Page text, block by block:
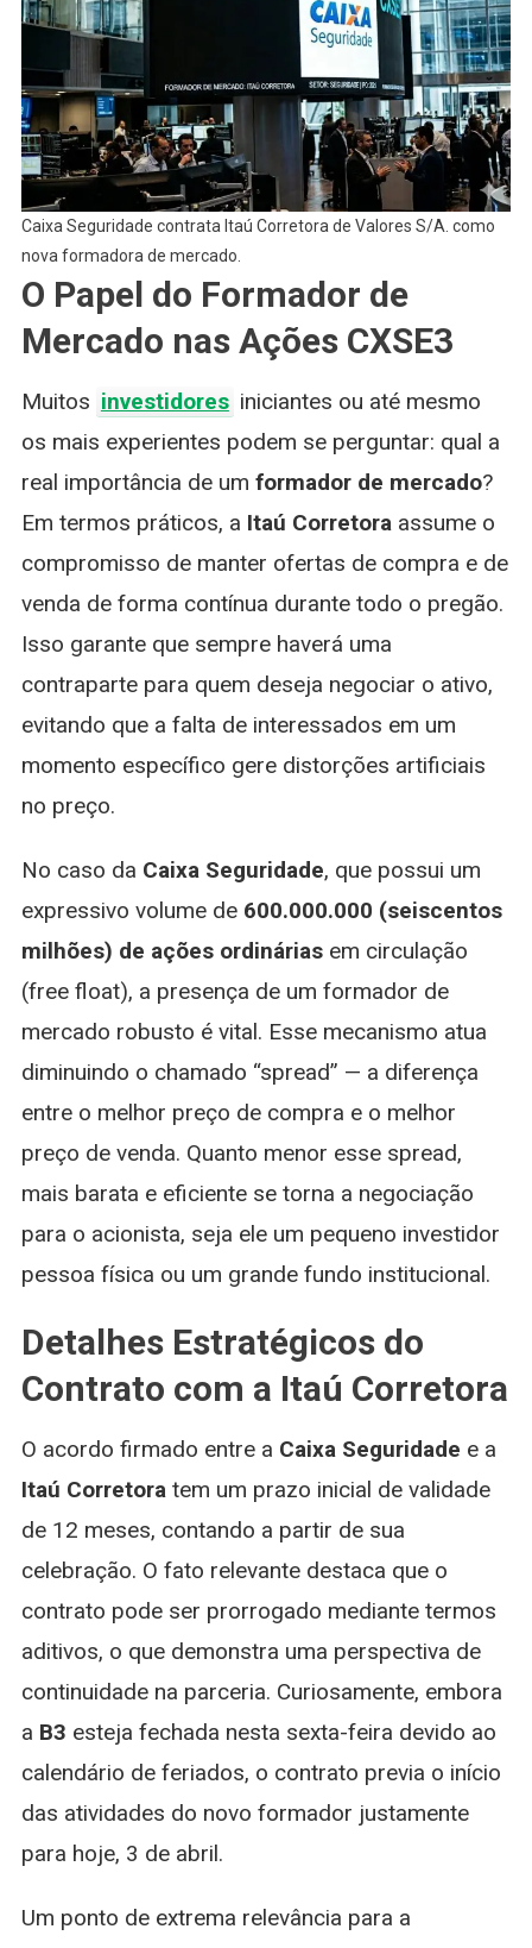
Caixa Seguridade contrata Itaú Corretora de Valores S/A. como
nova formadora de mercado.
O Papel do Formador de
Mercado nas Ações CXSE3
Muitos investidores iniciantes ou até mesmo
os mais experientes podem se perguntar: qual a
real importância de um formador de mercado?
Em termos práticos, a Itaú Corretoraassume o
compromisso de manter ofertas de compra e de
venda de forma contínua durante todo o pregão.
Isso garante que sempre haverá uma
contraparte para quem deseja negociar o ativo,
evitando que a falta de interessados em um
momento específico gere distorções artificiais
no preço.
No caso da Caixa Seguridade, que possui um
expressivo volume de 600.000.000 (seiscentos
milhões) de ações ordináriasem circulação
(free float), a presença de um formador de
mercado robusto é vital. Esse mecanismo atua
diminuindo o chamado “spread” — a diferença
entre o melhor preço de compra e o melhor
preço de venda. Quanto menor esse spread,
mais barata e eficiente se torna a negociação
para o acionista, seja ele um pequeno investidor
pessoa física ou um grande fundo institucional.
Detalhes Estratégicos do
Contrato com a Itaú Corretora
O acordo firmado entre a Caixa Seguridade e a
Itaú Corretoratem um prazo inicial de validade
de 12 meses, contando a partir de sua
celebração. O fato relevante destaca que o
contrato pode ser prorrogado mediante termos
aditivos, o que demonstra uma perspectiva de
continuidade na parceria. Curiosamente, embora
a B3 esteja fechada nesta sexta-feira devido ao
calendário de feriados, o contrato previa o início
das atividades do novo formador justamente
para hoje, 3 de abril.
Um ponto de extrema relevância para a